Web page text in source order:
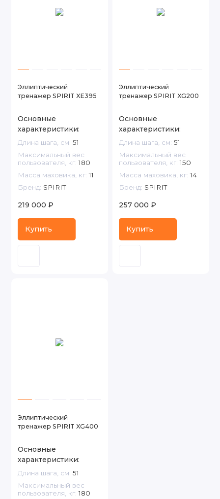
Эллиптический
тренажер SPIRIT XE395
Основные
характеристики:
Длина шага, см: 51
Максимальный вес
пользователя, кг: 180
Масса маховика, кг: 11
Бренд: SPIRIT
219 000 ₽
Купить
Эллиптический
тренажер SPIRIT XG200
Основные
характеристики:
Длина шага, см: 51
Максимальный вес
пользователя, кг: 150
Масса маховика, кг: 14
Бренд: SPIRIT
257 000 ₽
Купить
Эллиптический
тренажер SPIRIT XG400
Основные
характеристики:
Длина шага, см: 51
Максимальный вес
пользователя, кг: 180